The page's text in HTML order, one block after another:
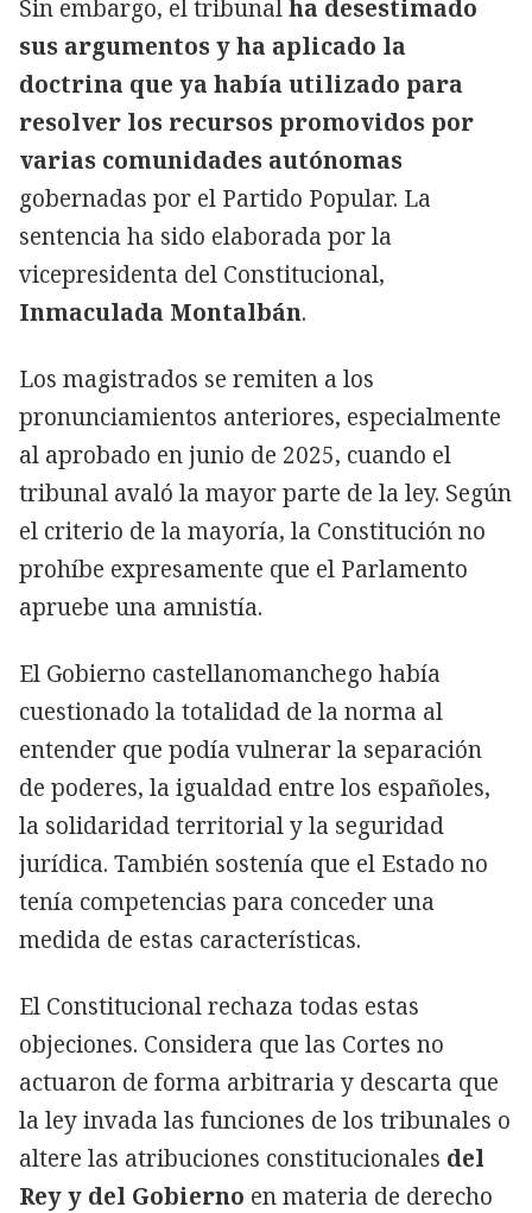
Sin embargo, el tribunalha desestimado
sus argumentos y ha aplicado la
doctrina que ya había utilizado para
resolver los recursos promovidos por
varias comunidades autónomas
gobernadas por el Partido Popular. La
sentencia ha sido elaborada por la
vicepresidenta del Constitucional,
Inmaculada Montalbán.
Los magistrados se remiten a los
pronunciamientos anteriores, especialmente
al aprobado en junio de 2025, cuando el
tribunal avaló la mayor parte de la ley. Según
el criterio de la mayoría, la Constitución no
prohíbe expresamente que el Parlamento
apruebe una amnistía.
El Gobierno castellanomanchego había
cuestionado la totalidad de la norma al
entender que podía vulnerar la separación
de poderes, la igualdad entre los españoles,
la solidaridad territorial y la seguridad
jurídica. También sostenía que el Estado no
tenía competencias para conceder una
medida de estas características.
El Constitucional rechaza todas estas
objeciones. Considera que las Cortes no
actuaron de forma arbitraria y descarta que
la ley invada las funciones de los tribunales o
altere las atribuciones constitucionales del
Rey y del Gobierno en materia de derecho